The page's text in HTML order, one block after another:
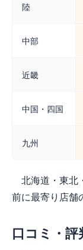
陸
中部
近畿
中国・四国
九州
北海道・東北
前に最寄り店舗
口コミ・評